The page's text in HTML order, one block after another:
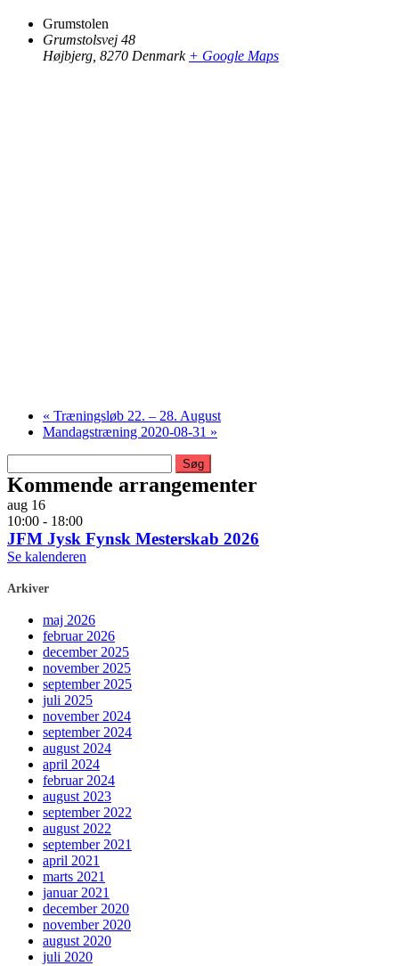
Grumstolen
Grumstolsvej 48
Højbjerg 8270 Denmark + Google Maps
« Træningsløb 22. – 28. August
Mandagstræning 2020-08-31 »
efter:
Kommende arrangementer
aug 16
10:00 - 18:00
JFM Jysk Fynsk Mesterskab 2026
Se kalenderen
Arkiver
maj 2026
februar 2026
december 2025
november 2025
september 2025
juli 2025
november 2024
september 2024
august 2024
april 2024
februar 2024
august 2023
september 2022
august 2022
september 2021
april 2021
marts 2021
januar 2021
december 2020
november 2020
august 2020
juli 2020